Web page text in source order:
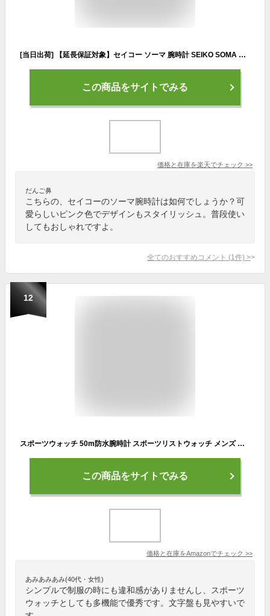
[当日出荷] 【延長保証対象】セイコー ソーマ 腕時計 SEIKO SOMA 時計 セイコーソーマ ラン ワン Run ONE メンズ レディース シルバー×パープル DWJ23-0006 スポーツウォッチ スポーツ ランウォッチ ジョギング マラソン トレーニング ジム 陸上 部活 人気 ダイエット
この商品をサイトでみる
価格と在庫を楽天でチェック >>
だんご鼻
こちらの、セイコーのソーマ腕時計は如何でしょうか？可
愛らしいピンク色でデザインもスタイリッシュ。普段使い
してもおしゃれですよ。
全てのおすすめコメント (1 件) >
12
スポーツウォッチ 50m防水腕時計 スポーツリストウォッチ メンズ レディース キッズ デジタルウォッチ アラーム日付と時刻, Free Size, アクリル, クォーツ腕時計&ジュエリーウォッチ&スポーツ腕時計。,
この商品をサイトでみる
価格と在庫をAmazonでチェック >>
あみあみあみ(40代・女性)
シンプルで制服の時にも違和感がありませんし、スポーツ
ウォッチとしても多機能で優秀です。文字盤も見やすいで